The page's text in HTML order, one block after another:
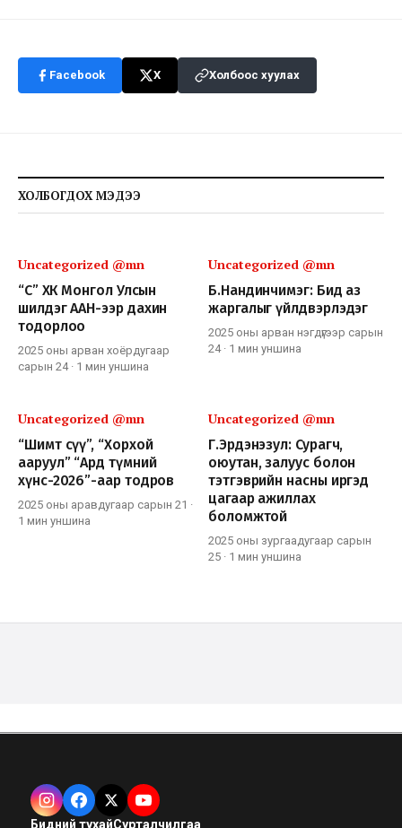
Facebook X Холбоос хуулах
ХОЛБОГДОХ МЭДЭЭ
Uncategorized @mn
“СҮҮ” ХК Монгол Улсын
шилдэг ААН-ээр дахин
тодорлоо
2025 оны арван хоёрдугаар
сарын 24· 1 мин уншина
Uncategorized @mn
Б.Нандинчимэг: Бид аз
жаргалыг үйлдвэрлэдэг
2025 оны арван нэгдүгээр сарын
24· 1 мин уншина
Uncategorized @mn
“Шимт сүү”, “Хорхой
ааруул” “Ард түмний
хүнс-2026”-аар тодров
2025 оны аравдугаар сарын 21 ·
1 мин уншина
Uncategorized @mn
Г.Эрдэнэзул: Сурагч,
оюутан, залуус болон
тэтгэврийн насны иргэд
цагаар ажиллах
боломжтой
2025 оны зургаадугаар сарын
25 · 1 мин уншина
Бидний тухайСурталчилгаа